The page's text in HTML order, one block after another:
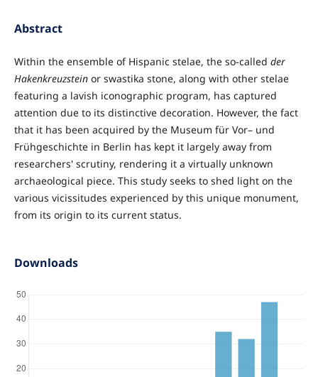
Abstract
Within the ensemble of Hispanic stelae, the so-called der
Hakenkreuzsteinor swastika stone, along with other stelae
featuring a lavish iconographic program, has captured
attention due to its distinctive decoration. However, the fact
that it has been acquired by the Museum für Vor– und
Frühgeschichte in Berlin has kept it largely away from
researchers' scrutiny, rendering it a virtually unknown
archaeological piece. This study seeks to shed light on the
various vicissitudes experienced by this unique monument,
from its origin to its current status.
Downloads